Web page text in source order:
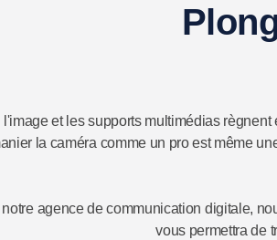
l'image et les supports multimédias
la caméra comme un pro est même
agence de communication digitale,
vous permettra de